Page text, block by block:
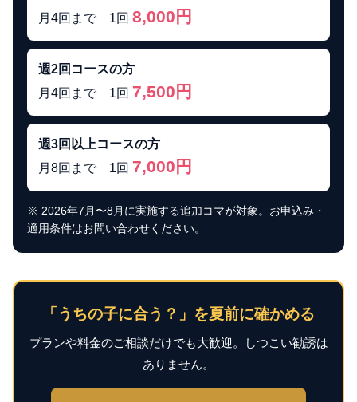
月4回まで 1回 8,000円
週2回コースの方
月4回まで 1回 7,500円
週3回以上コースの方
月8回まで 1回 7,000円
※ 2026年7月〜8月に実施する追加コマが対象。お申込み・
適用条件はお問い合わせください。
「うちの子に合う？」を夏前に確かめる
プランや料金のご相談だけでも大歓迎。しつこい勧誘は
ありません。